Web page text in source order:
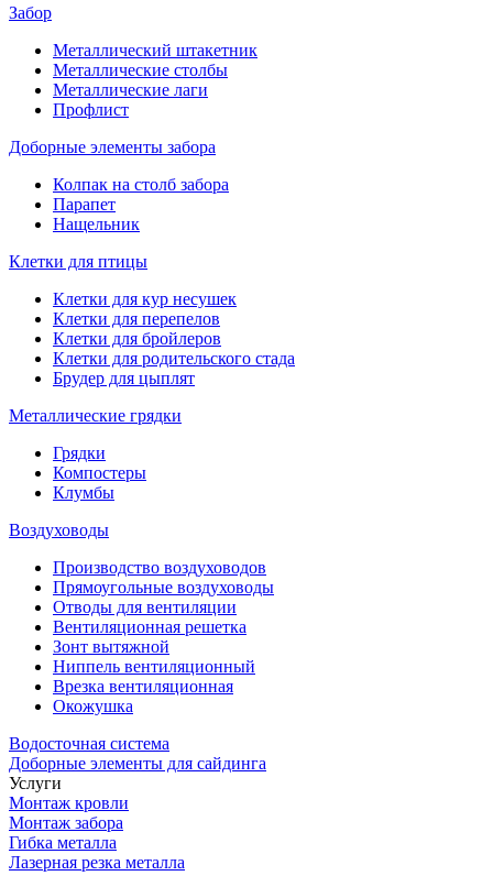
Забор
Металлический штакетник
Металлические столбы
Металлические лаги
Профлист
Доборные элементы забора
Колпак на столб забора
Парапет
Нащельник
Клетки для птицы
Клетки для кур несушек
Клетки для перепелов
Клетки для бройлеров
Клетки для родительского стада
Брудер для цыплят
Металлические грядки
Грядки
Компостеры
Клумбы
Воздуховоды
Производство воздуховодов
Прямоугольные воздуховоды
Отводы для вентиляции
Вентиляционная решетка
Зонт вытяжной
Ниппель вентиляционный
Врезка вентиляционная
Окожушка
Водосточная система
Доборные элементы для сайдинга
Услуги
Монтаж кровли
Монтаж забора
Гибка металла
Лазерная резка металла